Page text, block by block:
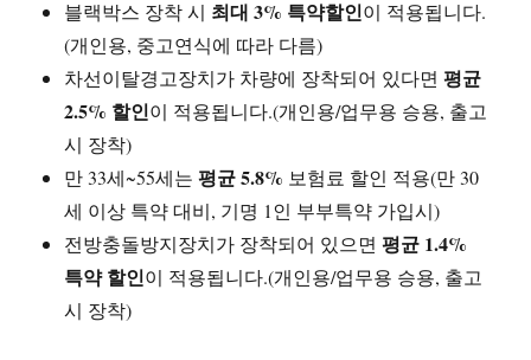
블랙박스 장착 시 최대 3% 특약할인이 적용됩니다.
(개인용, 중고연식에 따라 다름)
차선이탈경고장치가 차량에 장착되어 있다면평균
2.5% 할인이 적용됩니다.(개인용/업무용 승용, 출고
시 장착)
만 33세~55세는평균 5.8% 보험료 할인 적용(만 30
세 이상 특약 대비, 기명 1인 부부특약 가입시)
전방충돌방지장치가 장착되어 있으면평균 1.4%
특약 할인이 적용됩니다.(개인용/업무용 승용, 출고
시 장착)